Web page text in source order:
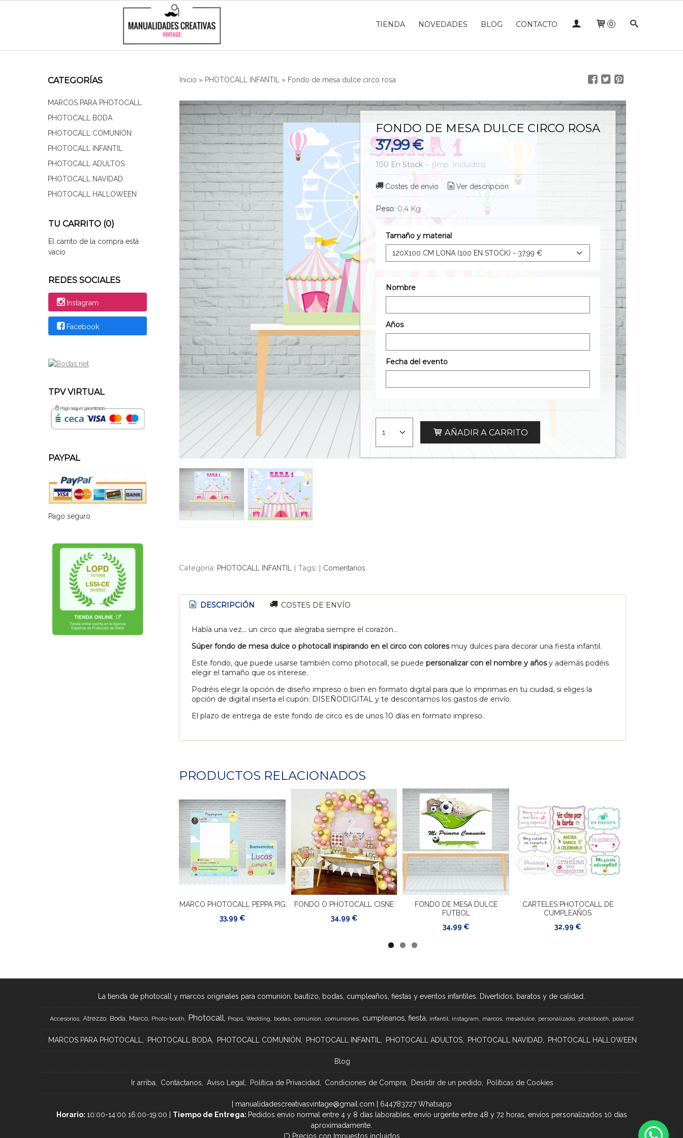
TIENDA NOVEDADES BLOG CONTACTO 0
CATEGORÍAS
MARCOS PARA PHOTOCALL
PHOTOCALL BODA
PHOTOCALL COMUNIÓN
PHOTOCALL INFANTIL
PHOTOCALL ADULTOS
PHOTOCALL NAVIDAD
PHOTOCALL HALLOWEEN
TU CARRITO (0)
El carrito de la compra está
vacío
REDES SOCIALES
Instagram
Facebook
TPV VIRTUAL
PAYPAL
Pago seguro
Inicio » PHOTOCALL INFANTIL » Fondo de mesa dulce circo rosa
FONDO DE MESA DULCE CIRCO ROSA
37,99 €
100 En Stock - (Imp. Incluidos)
Costes de envío Ver descripción
Peso: 0,4 Kg
Tamaño y material
Nombre
Años
Fecha del evento
AÑADIR A CARRITO
Categoría: PHOTOCALL INFANTIL | Tags: | Comentarios
DESCRIPCIÓN COSTES DE ENVÍO
Había una vez... un circo que alegraba siempre el corazón...
Súper fondo de mesa dulce o photocall inspirando en el circo con colores muy dulces para decorar una fiesta infantil.
Este fondo, que puede usarse también como photocall, se puede personalizar con el nombre y añosy además podéis
elegir el tamaño que os interese.
Podréis elegir la opción de diseño impreso o bien en formato digital para que lo imprimas en tu ciudad, si eliges la
opción de digital inserta el cupón: DISEÑODIGITAL y te descontamos los gastos de envío.
El plazo de entrega de este fondo de circo es de unos 10 días en formato impreso.
PRODUCTOS RELACIONADOS
MARCO PHOTOCALL PEPPA PIG
33,99 €
FONDO O PHOTOCALL CISNE
34,99 €
FONDO DE MESA DULCE
FÚTBOL
34,99 €
CARTELES PHOTOCALL DE
CUMPLEAÑOS
32,99 €
La tienda de photocall y marcos originales para comunión, bautizo, bodas, cumpleaños, fiestas y eventos infantiles. Divertidos, baratos y de calidad.
Accesorios Atrezzo Boda Marco Photo-booth Photocall Props Wedding bodas comunion comuniones cumpleanos fiesta infantil instagram marcos mesadulce personalizado photobooth polaroid
MARCOS PARA PHOTOCALL PHOTOCALL BODA PHOTOCALL COMUNIÓN PHOTOCALL INFANTIL PHOTOCALL ADULTOS PHOTOCALL NAVIDAD PHOTOCALL HALLOWEEN
Blog
Ir arriba Contáctanos Aviso Legal Política de Privacidad Condiciones de Compra Desistir de un pedido Políticas de Cookies
| manualidadescreativasvintage@gmail.com | 644783727 Whatsapp
Horario: 10:00-14:00 16:00-19:00 | Tiempo de Entrega: Pedidos envío normal entre 4 y 8 días laborables, envío urgente entre 48 y 72 horas, envíos personalizados 10 días
aproximadamente.
(*) Precios con Impuestos incluidos